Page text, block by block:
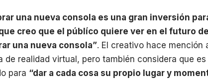
una nueva consola es una gran inversión
creo que el públíco quiere ver en el futuro
una nueva consola”. El creativo hace mención
de realidad virtual, pero también considera que
para “dar a cada cosa su propio lugar y